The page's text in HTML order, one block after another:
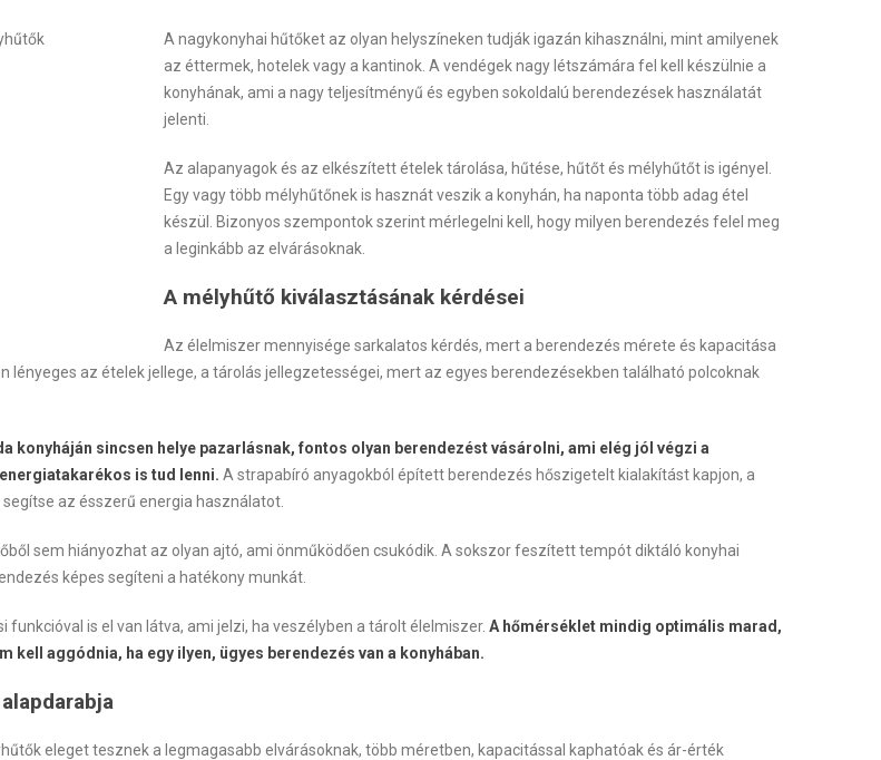
A nagykonyhai hűtőket az olyan helyszíneken tudják igazán kihasználni, mint amilyenek
az éttermek, hotelek vagy a kantinok. A vendégek nagy létszámára fel kell készülnie a
konyhának, ami a nagy teljesítményű és egyben sokoldalú berendezések használatát
jelenti.
Az alapanyagok és az elkészített ételek tárolása, hűtése, hűtőt és mélyhűtőt is igényel.
Egy vagy több mélyhűtőnek is hasznát veszik a konyhán, ha naponta több adag étel
készül. Bizonyos szempontok szerint mérlegelni kell, hogy milyen berendezés felel meg
a leginkább az elvárásoknak.
A mélyhűtő kiválasztásának kérdései
Az élelmiszer mennyisége sarkalatos kérdés, mert a berendezés mérete és kapacitása
lényeges az ételek jellege, a tárolás jellegzetességei, mert az egyes berendezésekben található polcoknak
konyháján sincsen helye pazarlásnak, fontos olyan berendezést vásárolni, ami elég jól végzi a
is tud lenni. A strapabíró anyagokból épített berendezés hőszigetelt kialakítást kapjon, a
segítse az ésszerű energia használatot.
sem hiányozhat az olyan ajtó, ami önműködően csukódik. A sokszor feszített tempót diktáló konyhai
képes segíteni a hatékony munkát.
funkcióval is el van látva, ami jelzi, ha veszélyben a tárolt élelmiszer. A hőmérséklet mindig optimális marad,
kell aggódnia, ha egy ilyen, ügyes berendezés van a konyhában.
eleget tesznek a legmagasabb elvárásoknak, több méretben, kapacitással kaphatóak és ár-érték